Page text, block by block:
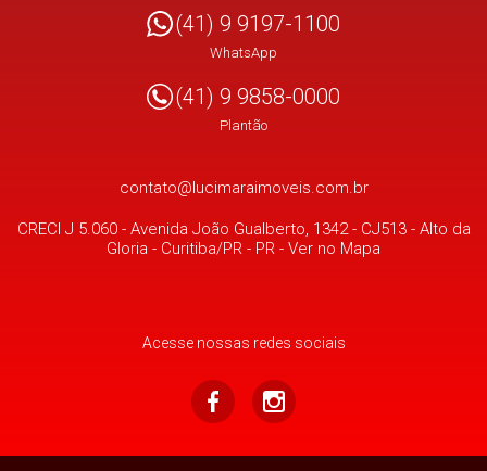
(41) 9 9197-1100
WhatsApp
(41) 9 9858-0000
Plantão
contato@lucimaraimoveis.com.br
CRECI J 5.060 - Avenida João Gualberto, 1342 - CJ513- Alto da
Gloria - Curitiba/PR - PR - Ver no Mapa
Acesse nossas redes sociais